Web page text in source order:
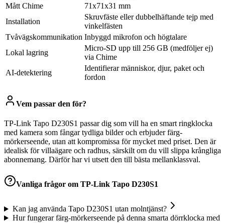
Mått Chime
71x71x31 mm
Installation
Skruvfäste eller dubbelhäftande tejp med
vinkelfästen
Tvåvägskommunikation Inbyggd mikrofon och högtalare
Lokal lagring
Micro-SD upp till 256 GB (medföljer ej)
via Chime
AI-detektering
Identifierar människor, djur, paket och
fordon
Vem passar den för?
TP-Link Tapo D230S1 passar dig som vill ha en smart ringklocka
med kamera som fångar tydliga bilder och erbjuder färg-
mörkerseende, utan att kompromissa för mycket med priset. Den är
idealisk för villaägare och radhus, särskilt om du vill slippa krångliga
abonnemang. Därför har vi utsett den till bästa mellanklassval.
Vanliga frågor om TP-Link Tapo D230S1
Kan jag använda Tapo D230S1 utan molntjänst?
Hur fungerar färg-mörkerseende på denna smarta dörrklocka med